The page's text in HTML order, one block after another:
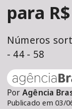
para
Números
- 44 - 58
Por Agência
Publicado em 03/